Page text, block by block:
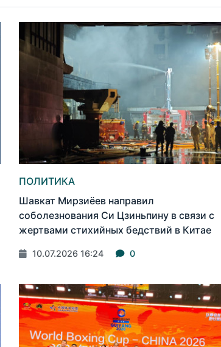
ПОЛИТИКА
Шавкат Мирзиёев направил
соболезнования Си Цзиньпину в связи с
жертвами стихийных бедствий в Китае
10.07.2026 16:24 0